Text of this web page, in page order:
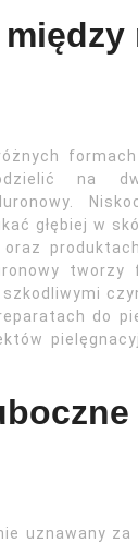
na
głębiej w
do
uznawany